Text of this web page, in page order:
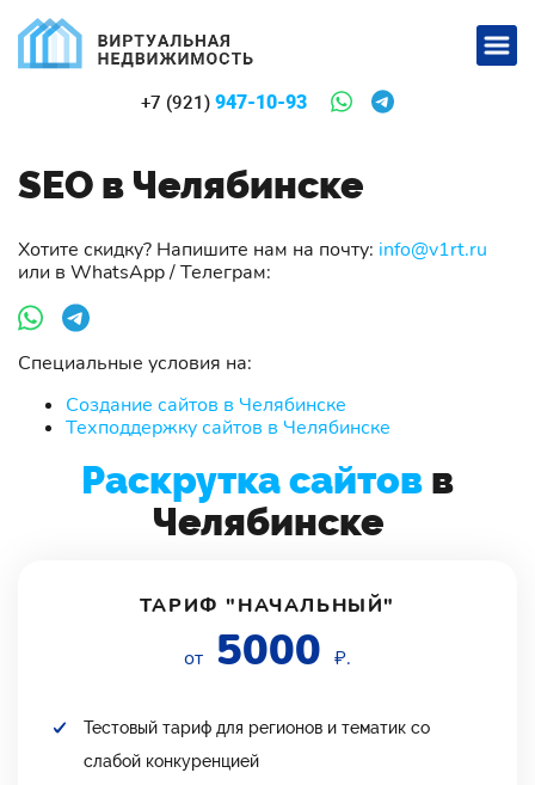
+7 (921) 947-10-93
SEO в Челябинске
Хотите скидку? Напишите нам на почту: info@v1rt.ru
или в WhatsApp / Телеграм:
Специальные условия на:
Создание сайтов в Челябинске
Техподдержку сайтов в Челябинске
Раскрутка сайтов в
Челябинске
ТАРИФ "НАЧАЛЬНЫЙ"
от 5000 ₽.
Тестовый тариф для регионов и тематик со
слабой конкуренцией